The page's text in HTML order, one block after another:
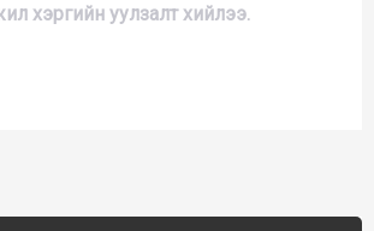
хэргийн уулзалт хийлээ.